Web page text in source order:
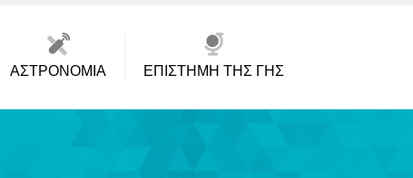
ΑΣΤΡΟΝΟΜΊΑ ΕΠΙΣΤΉΜΗ ΤΗΣ ΓΗΣ